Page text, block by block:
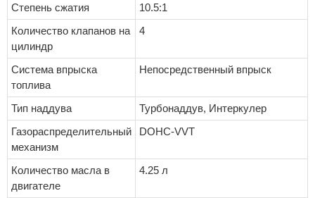
Степень сжатия
10.5:1
Количество клапанов на
цилиндр
4
Система впрыска
топлива
Непосредственный впрыск
Тип наддува
Турбонаддув, Интеркулер
Газораспределительный
механизм
DOHC-VVT
Количество масла в
двигателе
4.25 л